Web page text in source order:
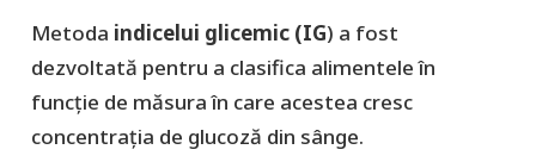
Metoda indicelui glicemic (IG) a fost
dezvoltată pentru a clasifica alimentele în
funcție de măsura în care acestea cresc
concentrația de glucoză din sânge.